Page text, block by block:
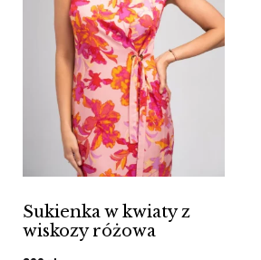
Sukienka w kwiaty z
wiskozy różowa